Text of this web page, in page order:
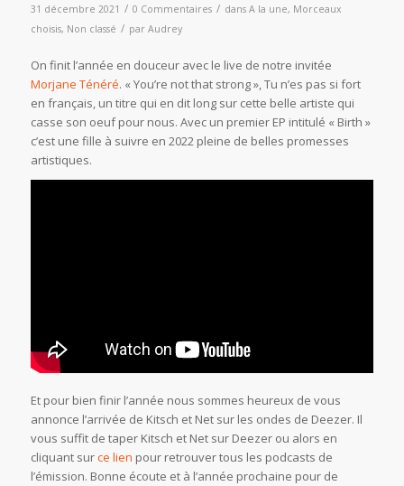
31 décembre 2021 / 0 Commentaires / dans A la une, Morceaux
choisis, Non classé / par Audrey
On finit l’année en douceur avec le live de notre invitée
Morjane Ténéré. « You’re not that strong », Tu n’es pas si fort
en français, un titre qui en dit long sur cette belle artiste qui
casse son oeuf pour nous. Avec un premier EP intitulé « Birth »
c’est une fille à suivre en 2022 pleine de belles promesses
artistiques.
Et pour bien finir l’année nous sommes heureux de vous
annonce l’arrivée de Kitsch et Net sur les ondes de Deezer. Il
vous suffit de taper Kitsch et Net sur Deezer ou alors en
cliquant surce lien pour retrouver tous les podcasts de
l’émission. Bonne écoute et à l’année prochaine pour de